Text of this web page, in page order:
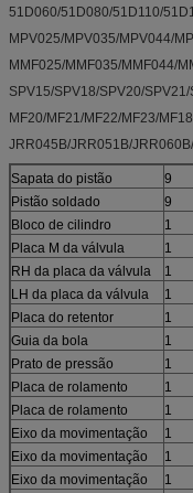
51D060/51D080/51D110/
MPV025/MPV035/MPV044/
MMF025/MMF035/MMF044/
SPV15/SPV18/SPV20/
MF20/MF21/MF22/MF23/MF18
JRR045B/JRR051B/
Sapata do pistão
9
Pistão soldado
9
Bloco de cilindro
1
Placa M da válvula
1
RH da placa da válvula
1
LH da placa da válvula
1
Placa do retentor
1
Guia da bola
1
Prato de pressão
1
Placa de rolamento
1
Placa de rolamento
1
Eixo da movimentação
1
Eixo da movimentação
1
Eixo da movimentação
1